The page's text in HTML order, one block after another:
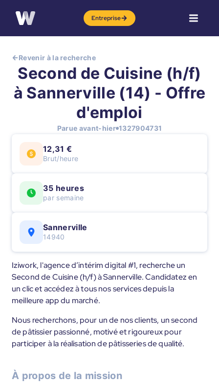
Entreprise
Revenir à la recherche
Second de Cuisine (h/f)
à Sannerville (14) - Offre
d'emploi
Parue avant-hier 1327904731
12,31 €
Brut/heure
35 heures
par semaine
Sannerville
14940
Iziwork, l'agence d’intérim digital #1, recherche un
Second de Cuisine (h/f) à Sannerville. Candidatez en
un clic et accédez à tous nos services depuis la
meilleure app du marché.
Nous recherchons, pour un de nos clients, un second
de pâtissier passionné, motivé et rigoureux pour
participer à la réalisation de pâtisseries de qualité.
À propos de la mission